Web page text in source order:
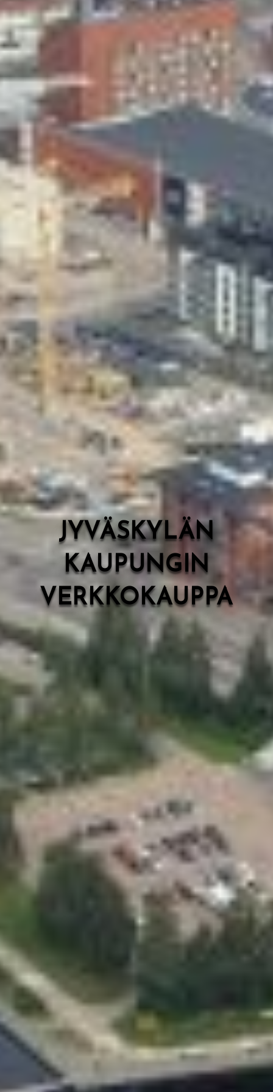
Skeittihalli
Varhaiskasvatus
Ateria- ja välipalamaksut
Mämminiemi
Taideapteekki
Kirjasto
Valon Kaupunki
Lasten Lysti & LystiKylä-festivaali
Ohje
English
JYVÄSKYLÄN
KAUPUNGIN
VERKKOKAUPPA